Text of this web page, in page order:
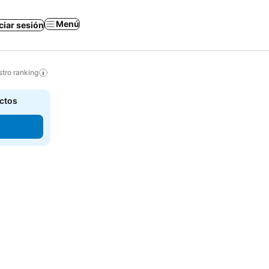
sesión Menú
ranking